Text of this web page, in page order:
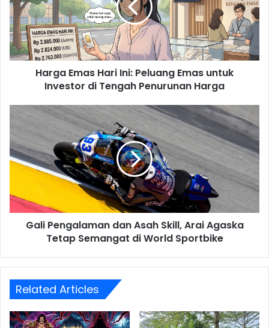
Peluang
Emas
untuk
Investor
di
Tengah
Penurunan
Harga Emas Hari Ini: Peluang Emas untuk
Investor di Tengah Penurunan Harga
Pengalaman
dan
Asah
Skill,
Tetap
Semangat
Gali Pengalaman dan Asah Skill, Arai Agaska
Tetap Semangat di World Sportbike
Related Articles